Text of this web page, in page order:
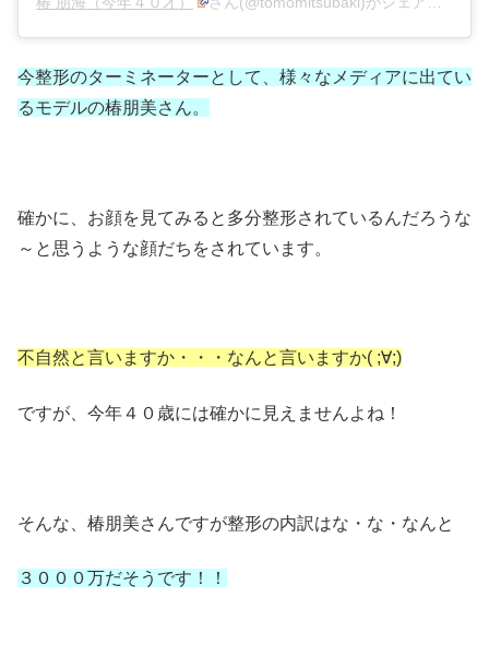
今整形のターミネーターとして、様々なメディアに出てい
るモデルの椿朋美さん。
確かに、お顔を見てみると多分整形されているんだろうな
～と思うような顔だちをされています。
不自然と言いますか・・・なんと言いますか( ;∀;)
ですが、今年４０歳には確かに見えませんよね！
そんな、椿朋美さんですが整形の内訳はな・な・なんと
３０００万だそうです！！